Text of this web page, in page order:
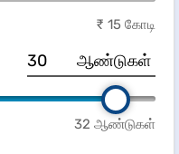
₹ 15 கோடி
ஆண்டுகள்
32 ஆண்டுகள்